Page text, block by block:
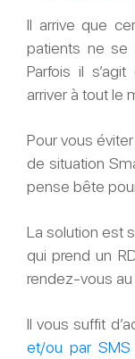
Il arrive que
patients ne se
Parfois il
arriver à tout le
Pour vous
de situation
pense bête
La solution est
qui prend un
rendez-vous au
Il vous suffit
et/ou par SMS